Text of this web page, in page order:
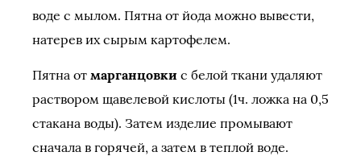
воде с мылом. Пятна от йода можно вывести,
натерев их сырым картофелем.
Пятна от марганцовки с белой ткани удаляют
раствором щавелевой кислоты (1ч. ложка на 0,5
стакана воды). Затем изделие промывают
сначала в горячей, а затем в теплой воде.